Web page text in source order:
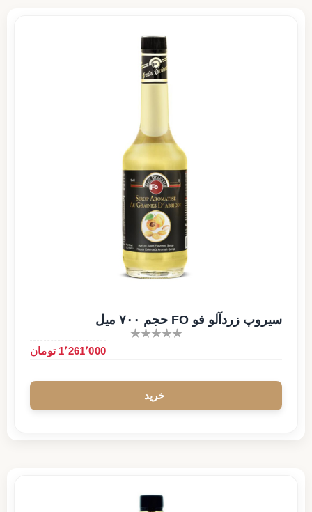
سیروپ زردآلو فو FO حجم ۷۰۰ میل
1٬261٬000 تومان